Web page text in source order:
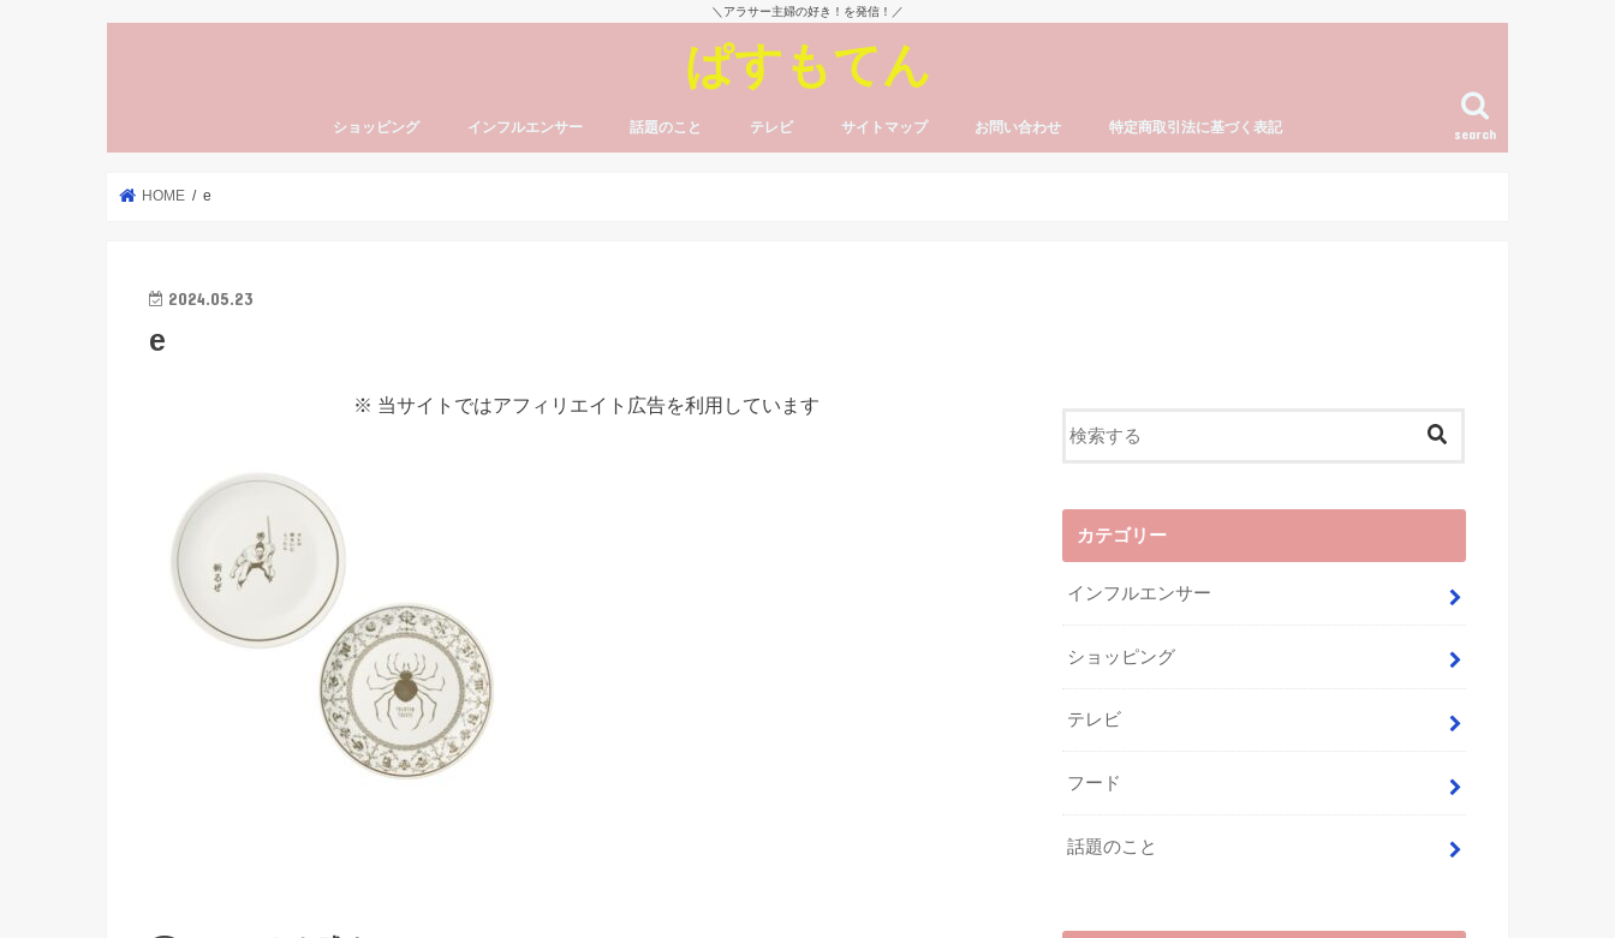
＼アラサー主婦の好き！を発信！／
ぱすもてん
search
ショッピング インフルエンサー 話題のこと テレビ サイトマップ お問い合わせ 特定商取引法に基づく表記
HOME e
2024.05.23
e
※ 当サイトではアフィリエイト広告を利用しています
カテゴリー
インフルエンサー
ショッピング
テレビ
フード
話題のこと